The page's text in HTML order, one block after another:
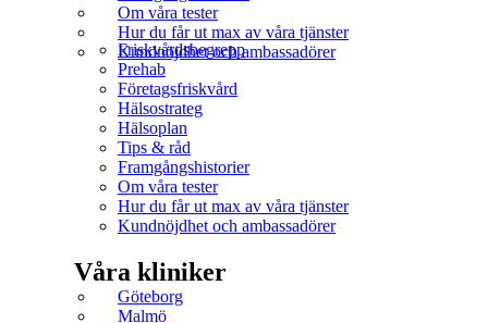
Om våra tester
Hur du får ut max av våra tjänster
Kundnöjdhet och ambassadörer
Friskvårdsbegrepp
Prehab
Företagsfriskvård
Hälsostrateg
Hälsoplan
Tips & råd
Framgångshistorier
Om våra tester
Hur du får ut max av våra tjänster
Kundnöjdhet och ambassadörer
Våra kliniker
Göteborg
Malmö